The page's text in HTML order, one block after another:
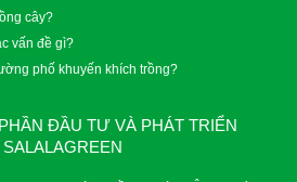
cây?
vấn đề gì?
phố khuyến khích trồng?
ĐẦU TƯ VÀ PHÁT TRIỂN
SALALAGREEN